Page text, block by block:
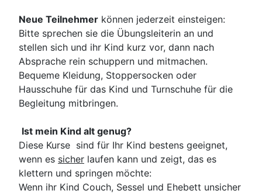
Neue Teilnehmer können jederzeit einsteigen:
Bitte sprechen sie die Übungsleiterin an und
stellen sich und ihr Kind kurz vor, dann nach
Absprache rein schuppern und mitmachen.
Bequeme Kleidung, Stoppersocken oder
Hausschuhe für das Kind und Turnschuhe für die
Begleitung mitbringen.
Ist mein Kind alt genug?
Diese Kurse sind für Ihr Kind bestens geeignet,
wenn es sicher laufen kann und zeigt, das es
klettern und springen möchte:
Wenn ihr Kind Couch, Sessel und Ehebett unsicher